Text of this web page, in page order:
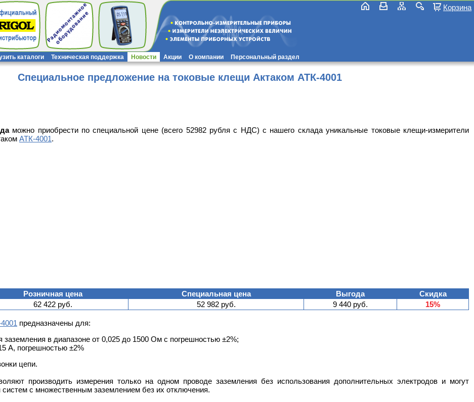
Корзина
каталоги Техническая поддержка Новости Акции О компании Персональный раздел
Специальное предложение на токовые клещи Актаком АТК-4001
можно приобрести по специальной цене (всего 52982 рубля с НДС) с нашего склада уникальные токовые клещи-измерители
АТК-4001.
Розничная цена Специальная цена Выгода
Скидка
62 422 руб. 52 982 руб. 9 440 руб. 15%
предназначены для:
заземления в диапазоне от 0,025 до 1500 Ом с погрешностью ±2%;
А, погрешностью ±2%
цепи.
производить измерения только на одном проводе заземления без использования дополнительных электродов и могут
систем с множественным заземлением без их отключения.